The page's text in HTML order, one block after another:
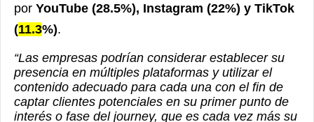
por YouTube (28.5%), Instagram (22%) y TikTok
(11.3%).
“Las empresas podrían considerar establecer su
presencia en múltiples plataformas y utilizar el
contenido adecuado para cada una con el fin de
captar clientes potenciales en su primer punto de
interés o fase del journey, que es cada vez más su